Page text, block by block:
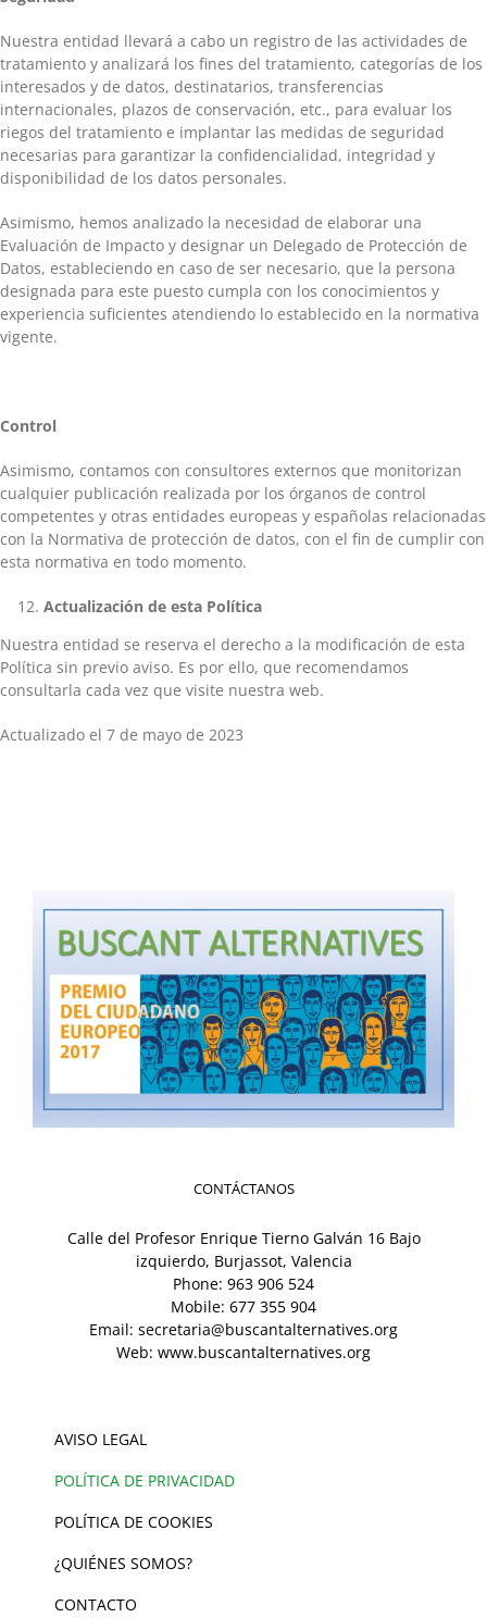
Nuestra entidad llevará a cabo un registro de las actividades de
tratamiento y analizará los fines del tratamiento, categorías de los
interesados y de datos, destinatarios, transferencias
internacionales, plazos de conservación, etc., para evaluar los
riegos del tratamiento e implantar las medidas de seguridad
necesarias para garantizar la confidencialidad, integridad y
disponibilidad de los datos personales.
Asimismo, hemos analizado la necesidad de elaborar una
Evaluación de Impacto y designar un Delegado de Protección de
Datos, estableciendo en caso de ser necesario, que la persona
designada para este puesto cumpla con los conocimientos y
experiencia suficientes atendiendo lo establecido en la normativa
vigente.
Control
Asimismo, contamos con consultores externos que monitorizan
cualquier publicación realizada por los órganos de control
competentes y otras entidades europeas y españolas relacionadas
con la Normativa de protección de datos, con el fin de cumplir con
esta normativa en todo momento.
Actualización de esta Política
Nuestra entidad se reserva el derecho a la modificación de esta
Política sin previo aviso. Es por ello, que recomendamos
consultarla cada vez que visite nuestra web.
Actualizado el 7 de mayo de 2023
CONTÁCTANOS
Calle del Profesor Enrique Tierno Galván 16 Bajo
izquierdo, Burjassot, Valencia
Phone: 963 906 524
Mobile: 677 355 904
Email: secretaria@buscantalternatives.org
Web: www.buscantalternatives.org
AVISO LEGAL
POLÍTICA DE PRIVACIDAD
POLÍTICA DE COOKIES
¿QUIÉNES SOMOS?
CONTACTO